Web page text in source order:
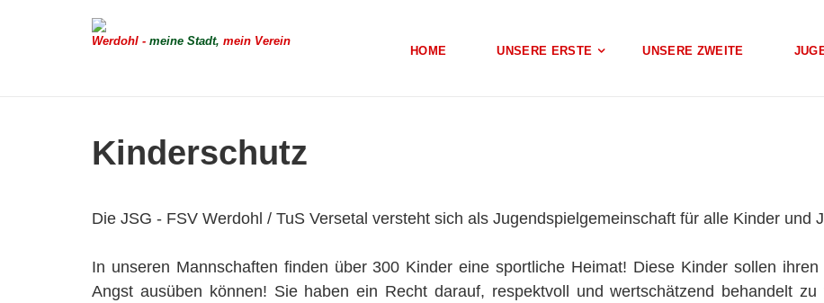
Werdohl - meine Stadt, mein Verein
HOME UNSERE ERSTE UNSERE ZWEITE
Kinderschutz
Die JSG - FSV Werdohl / TuS Versetal versteht sich als Jugendspielgemeinschaft für alle Kinder und
In unseren Mannschaften finden über 300 Kinder eine sportliche Heimat! Diese Kinder sollen
Angst ausüben können! Sie haben ein Recht darauf, respektvoll und wertschätzend behandelt